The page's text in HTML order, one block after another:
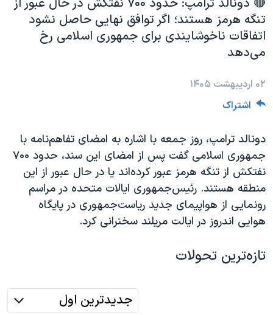
فرهنگ و زندگی
حقوق شهروندی
اقتصادی
اسرائیل در جنگ
آرشیو پخش زنده
مستندها
انتخابات ریاست جمهوری آمریکا ۲۰۲۴
حمله جمهوری اسلامی به اسرائیل
ورزش زنان در ایران
مجموعه مستندهای دادخواهی
تریبونال مردمی آبان ۹۸
دادگاه حمید نوری
چهل سال گروگان‌گیری
قانون شفافیت دارائی کادر رهبری ایران
اعتراضات مردمی آبان ۹۸
نرگس محمدی برنده جایزه نوبل صلح
دنبال کنید
زبانهای مختلف
تنگه هرمز هستند؛ اگر توافق نهایی حاصل نشود
اتفاقات ناخوشایندی برای جمهوری اسلامی رخ
می‌دهد
۰۲ اردیبهشت ۱۴۰۵
اشتراک
دونالد ترامپ، روز جمعه با اشاره به امضای تفاهم‌نامه با
جمهوری اسلامی گفت پس از امضای این سند، حدود ۷۰۰
نفتکش از تنگه هرمز عبور کرده‌اند یا در حال عبور از این
منطقه هستند. رئیس‌جمهوری ایالات متحده در مراسم
رونمایی از هواپیمای جدید ریاست‌جمهوری در پایگاه
هوایی اندروز در ایالت مریلند سخنرانی کرد.
تازه‌ترین تحولات
جدیدترین اول